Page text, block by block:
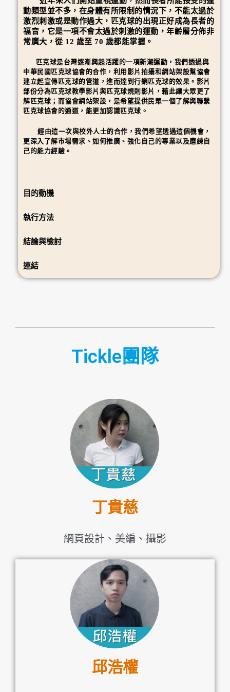
動類型並不多，在身體有所限制的情況下，不能太過於
激烈刺激或是動作過大，匹克球的出現正好成為長者的
福音，它是一項不會太過於刺激的運動，年齡層分佈非
常廣大，從 12 歲至 70 歲都能掌握。
匹克球是台灣逐漸興起活躍的一項新潮運動，我們透過與
中華民國匹克球協會的合作，利用影片拍攝和網站架設幫協會
建立起宣傳匹克球的管道，進而達到行銷匹克球的效果。影片
部份分為匹克球教學影片與匹克球規則影片，藉此讓大眾更了
解匹克球；而協會網站架設，是希望提供民眾一個了解與聯繫
匹克球協會的通道，能更加認識匹克球。
經由這一次與校外人士的合作，我們希望透過這個機會，
更深入了解市場需求、如何推廣、強化自己的專業以及磨練自
己的能力經驗。
目的動機
執行方法
結論與檢討
連結
Tickle團隊
丁貴慈
網頁設計、美編、攝影
邱浩權